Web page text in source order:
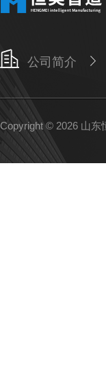
公司简介
Copyright © 2026 山